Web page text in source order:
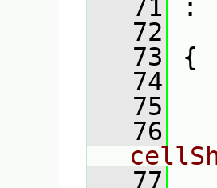
   71
:
   72
   73
{
   74
   75
   76
   77